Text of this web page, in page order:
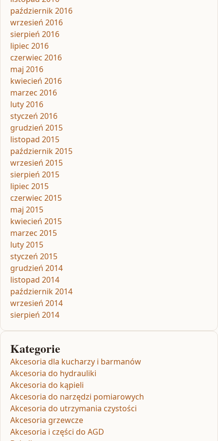
październik 2016
wrzesień 2016
sierpień 2016
lipiec 2016
czerwiec 2016
maj 2016
kwiecień 2016
marzec 2016
luty 2016
styczeń 2016
grudzień 2015
listopad 2015
październik 2015
wrzesień 2015
sierpień 2015
lipiec 2015
czerwiec 2015
maj 2015
kwiecień 2015
marzec 2015
luty 2015
styczeń 2015
grudzień 2014
listopad 2014
październik 2014
wrzesień 2014
sierpień 2014
Kategorie
Akcesoria dla kucharzy i barmanów
Akcesoria do hydrauliki
Akcesoria do kąpieli
Akcesoria do narzędzi pomiarowych
Akcesoria do utrzymania czystości
Akcesoria grzewcze
Akcesoria i części do AGD